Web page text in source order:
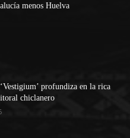
menos Huelva
profundiza en la rica
chiclanero